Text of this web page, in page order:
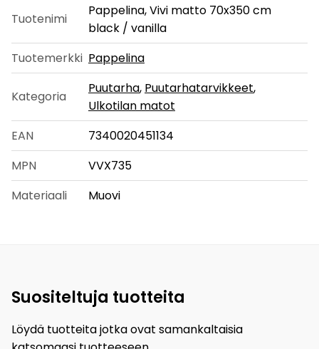
Tuotenimi
Pappelina, Vivi matto 70x350 cm
black / vanilla
Tuotemerkki Pappelina
Kategoria
Puutarha, Puutarhatarvikkeet,
Ulkotilan matot
EAN
7340020451134
MPN
VVX735
Materiaali
Muovi
Suositeltuja tuotteita
Löydä tuotteita jotka ovat samankaltaisia